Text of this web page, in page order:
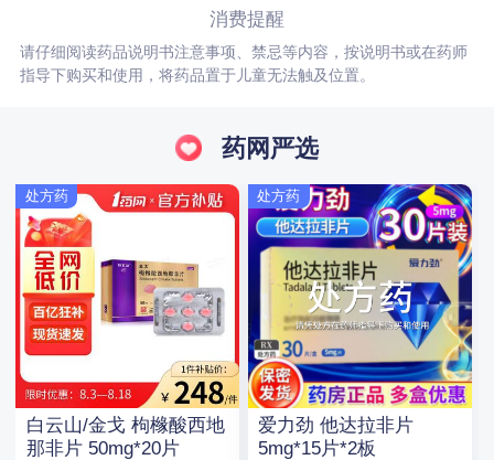
消费提醒
请仔细阅读药品说明书注意事项、禁忌等内容，按说明书或在药师
指导下购买和使用，将药品置于儿童无法触及位置。
药网严选
处方药
白云山/金戈 枸橼酸西地
那非片 50mg*20片
处方药
爱力劲 他达拉非片
5mg*15片*2板